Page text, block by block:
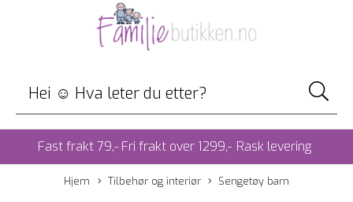
Fast frakt 79,- Fri frakt over 1299,- Rask levering
Hjem Tilbehør og interiør Sengetøy barn